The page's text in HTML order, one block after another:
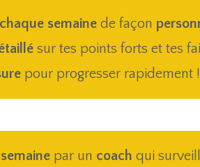
chaque semaine de façon
sur tes points forts et tes
pour progresser rapidement !
par un coach qui